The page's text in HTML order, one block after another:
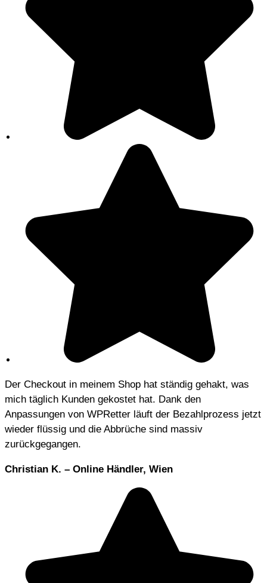
Der Checkout in meinem Shop hat ständig gehakt, was
mich täglich Kunden gekostet hat. Dank den
Anpassungen von WPRetter läuft der Bezahlprozess jetzt
wieder flüssig und die Abbrüche sind massiv
zurückgegangen.
Christian K. – Online Händler, Wien